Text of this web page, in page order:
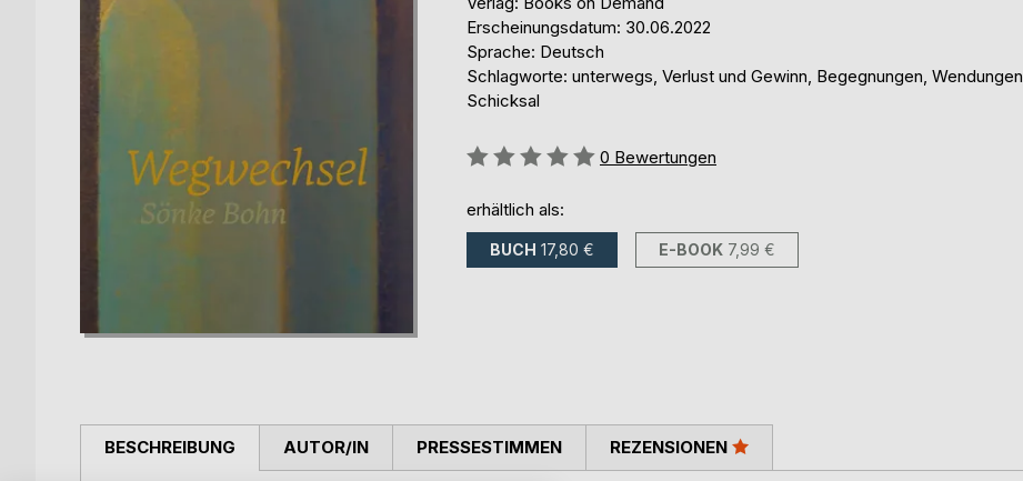
Erscheinungsdatum: 30.06.2022
Sprache: Deutsch
Schlagworte: unterwegs, Verlust und Gewinn, Begegnungen, Wendungen,
Schicksal
Bewertung::
0 Bewertungen
erhältlich als:
BUCH 17,80 € E-BOOK 7,99 €
BESCHREIBUNG AUTOR/IN PRESSESTIMMEN REZENSIONEN